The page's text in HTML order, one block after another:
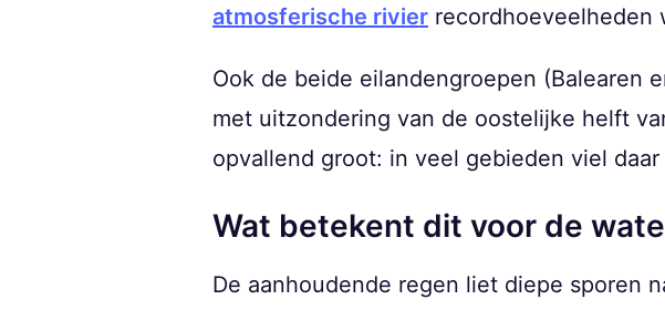
atmosferische rivier recordhoeveelheden
Ook de beide eilandengroepen (Balearen
met uitzondering van de oostelijke helft
opvallend groot: in veel gebieden viel
Wat betekent dit voor de
De aanhoudende regen liet diepe sporen